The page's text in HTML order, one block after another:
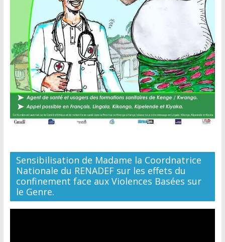
Sensibilisation de Madame la Coordnatrice
Nationale du RENADEF sur les effets du
confinement face aux Violences Basées sur
le Genre.